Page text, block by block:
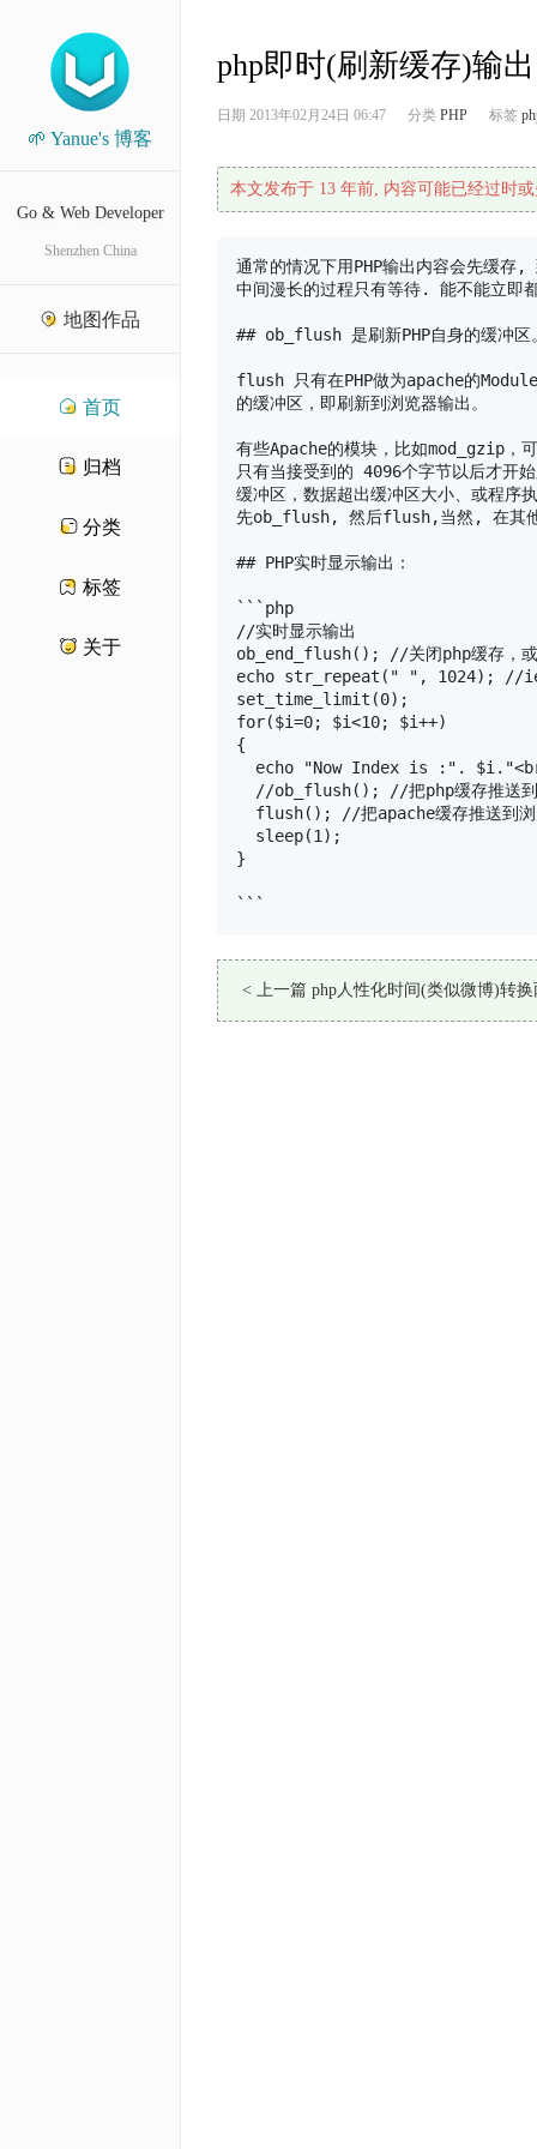
🌱 Yanue's 博客
Go & Web Developer
Shenzhen China
地图作品
首页
归档
分类
标签
关于
php即时(刷新缓存)输
日期 2013年02月24日 06:47 分类 PHP 标签
本文发布于 13 年前, 内容可能已经过时
通常的情况下用PHP输出内容会先缓
中间漫长的过程只有等待. 能不能立即
## ob_flush 是刷新PHP自身的缓冲区
flush 只有在PHP做为apache的
的缓冲区，即刷新到浏览器输出。
有些Apache的模块，比如mod_gzip
只有当接受到的 4096个字节以后才开
缓冲区，数据超出缓冲区大小、或程
先ob_flush, 然后flush,当然, 在其他
## PHP实时显示输出：
```php
//实时显示输出
ob_end_flush(); //关闭php缓存，
echo str_repeat(" ", 1024); //ie
set_time_limit(0);
for($i=0; $i<10; $i++)
{
echo "Now Index is :".
//ob_flush(); //把php缓存推送
flush(); //把apache缓存推送到浏
  sleep(1);
}
```
< 上一篇 php人性化时间(类似微博)转换